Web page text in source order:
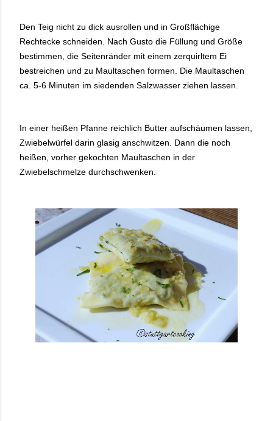
Den Teig nicht zu dick ausrollen und in Großflächige
Rechtecke schneiden. Nach Gusto die Füllung und Größe
bestimmen, die Seitenränder mit einem zerquirltem Ei
bestreichen und zu Maultaschen formen. Die Maultaschen
ca. 5-6 Minuten im siedenden Salzwasser ziehen lassen.
In einer heißen Pfanne reichlich Butter aufschäumen lassen,
Zwiebelwürfel darin glasig anschwitzen. Dann die noch
heißen, vorher gekochten Maultaschen in der
Zwiebelschmelze durchschwenken.